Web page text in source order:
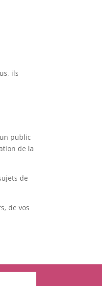
ils
public
de la
de
de vos